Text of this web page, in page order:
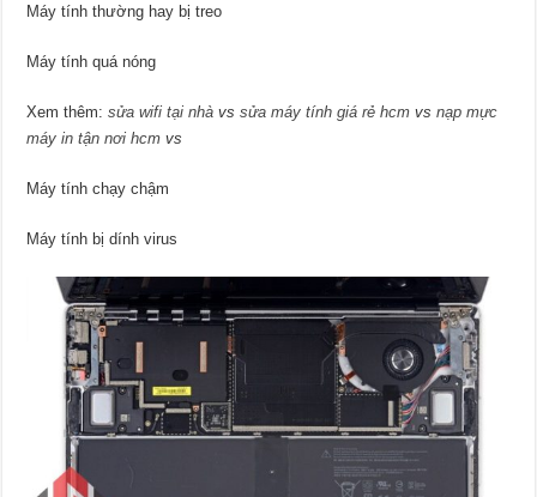
Máy tính thường hay bị treo
Máy tính quá nóng
Xem thêm:sửa wifi tại nhà vssửa máy tính giá rẻ hcm vsnạp mực
máy in tận nơi hcm vs
Máy tính chạy chậm
Máy tính bị dính virus